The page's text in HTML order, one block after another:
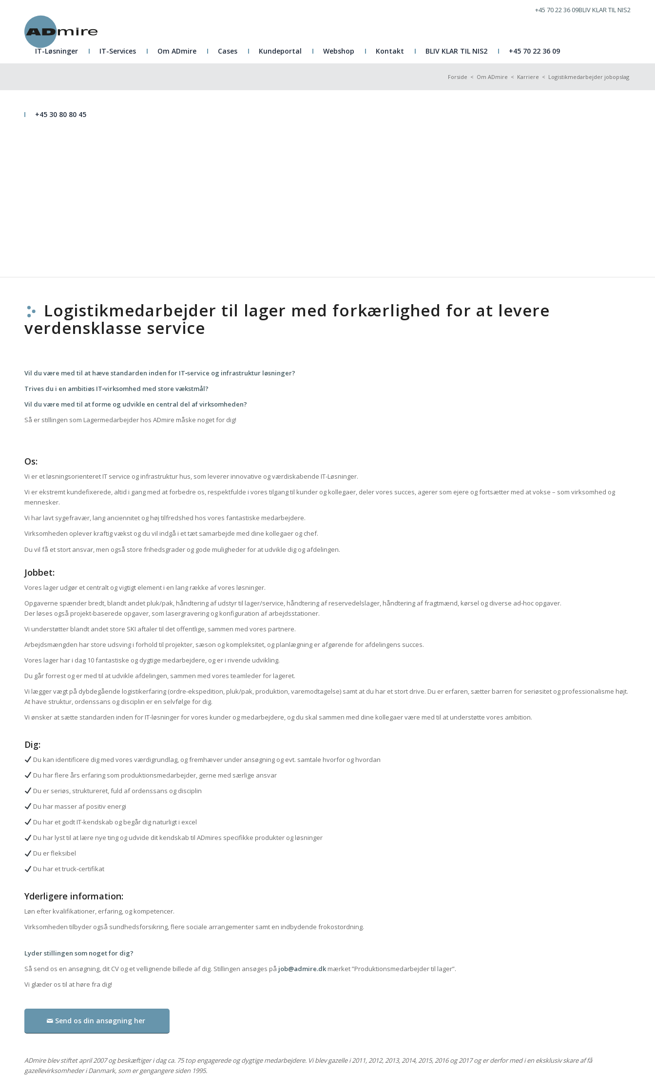
+45 70 22 36 09BLIV KLAR TIL NIS2
IT-Løsninger IT-Services Om ADmire Cases Kundeportal Webshop Kontakt BLIV KLAR TIL NIS2 +45 70 22 36 09
+45 30 80 80 45
Forside < Om ADmire < Karriere < Logistikmedarbejder jobopslag
Logistikmedarbejder til lager med forkærlighed for at levere
verdensklasse service
Vil du være med til at hæve standarden inden for IT‐service og infrastruktur løsninger?
Trives du i en ambitiøs IT‐virksomhed med store vækstmål?
Vil du være med til at forme og udvikle en central del af virksomheden?
Så er stillingen som Lagermedarbejder hos ADmire måske noget for dig!
Os:
Vi er et løsningsorienteret IT service og infrastruktur hus, som leverer innovative og værdiskabende IT‐Løsninger.
Vi er ekstremt kundefixerede, altid i gang med at forbedre os, respektfulde i vores tilgang til kunder og kollegaer, deler vores succes, agerer som ejere og fortsætter med at vokse – som virksomhed og
mennesker.
Vi har lavt sygefravær, lang anciennitet og høj tilfredshed hos vores fantastiske medarbejdere.
Virksomheden oplever kraftig vækst og du vil indgå i et tæt samarbejde med dine kollegaer og chef.
Du vil få et stort ansvar, men også store frihedsgrader og gode muligheder for at udvikle dig og afdelingen.
Jobbet:
Vores lager udgør et centralt og vigtigt element i en lang række af vores løsninger.
Opgaverne spænder bredt, blandt andet pluk/pak, håndtering af udstyr til lager/service, håndtering af reservedelslager, håndtering af fragtmænd, kørsel og diverse ad‐hoc opgaver.
Der løses også projekt‐baserede opgaver, som lasergravering og konfiguration af arbejdsstationer.
Vi understøtter blandt andet store SKI aftaler til det offentlige, sammen med vores partnere.
Arbejdsmængden har store udsving i forhold til projekter, sæson og kompleksitet, og planlægning er afgørende for afdelingens succes.
Vores lager har i dag 10 fantastiske og dygtige medarbejdere, og er i rivende udvikling.
Du går forrest og er med til at udvikle afdelingen, sammen med vores teamleder for lageret.
Vi lægger vægt på dybdegående logistikerfaring (ordre‐ekspedition, pluk/pak, produktion, varemodtagelse) samt at du har et stort drive. Du er erfaren, sætter barren for seriøsitet og professionalisme højt.
At have struktur, ordenssans og disciplin er en selvfølge for dig.
Vi ønsker at sætte standarden inden for IT‐løsninger for vores kunder og medarbejdere, og du skal sammen med dine kollegaer være med til at understøtte vores ambition.
Dig:
Du kan identificere dig med vores værdigrundlag, og fremhæver under ansøgning og evt. samtale hvorfor og hvordan
Du har flere års erfaring som produktionsmedarbejder, gerne med særlige ansvar
Du er seriøs, struktureret, fuld af ordenssans og disciplin
Du har masser af positiv energi
Du har et godt IT‐kendskab og begår dig naturligt i excel
Du har lyst til at lære nye ting og udvide dit kendskab til ADmires specifikke produkter og løsninger
Du er fleksibel
Du har et truck‐certifikat
Yderligere information:
Løn efter kvalifikationer, erfaring, og kompetencer.
Virksomheden tilbyder også sundhedsforsikring, flere sociale arrangementer samt en indbydende frokostordning.
Lyder stillingen som noget for dig?
Så send os en ansøgning, dit CV og et vellignende billede af dig. Stillingen ansøges på job@admire.dk mærket ”Produktionsmedarbejder til lager”.
Vi glæder os til at høre fra dig!
Send os din ansøgning her
ADmire blev stiftet april 2007 og beskæftiger i dag ca. 75 top engagerede og dygtige medarbejdere. Vi blev gazelle i 2011, 2012, 2013, 2014, 2015, 2016 og 2017 og er derfor med i en eksklusiv skare af få
gazellevirksomheder i Danmark, som er gengangere siden 1995.